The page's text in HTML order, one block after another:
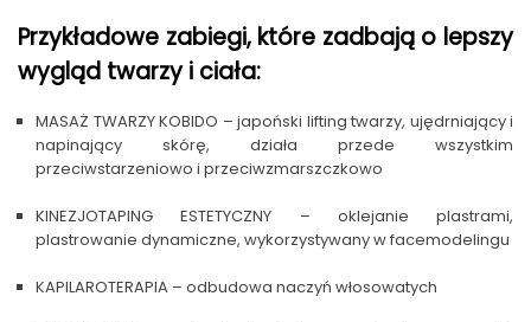
Przykładowe zabiegi, które zadbają o lepszy
wygląd twarzy i ciała:
MASAŻ TWARZY KOBIDO – japoński lifting twarzy, ujędrniający i
napinający skórę, działa przede wszystkim
przeciwstarzeniowo i przeciwzmarszczkowo
KINEZJOTAPING ESTETYCZNY – oklejanie plastrami,
plastrowanie dynamiczne, wykorzystywany w facemodelingu
KAPILAROTERAPIA – odbudowa naczyń włosowatych